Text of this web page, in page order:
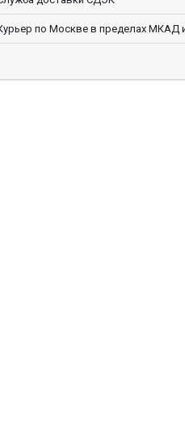
по Москве в пределах МКАД